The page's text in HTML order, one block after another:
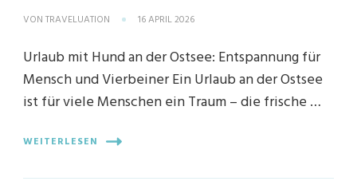
VON TRAVELUATION 16 APRIL 2026
Urlaub mit Hund an der Ostsee: Entspannung für
Mensch und Vierbeiner Ein Urlaub an der Ostsee
ist für viele Menschen ein Traum – die frische …
WEITERLESEN